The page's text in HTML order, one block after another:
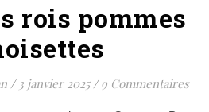
rois pommes
/ 3 janvier 2025 / 9 Commentaires